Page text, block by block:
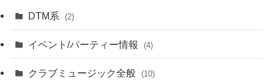
DTM系 (2)
イベント/パーティー情報 (4)
クラブミュージック全般 (10)